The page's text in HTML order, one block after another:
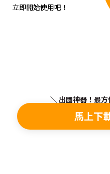
立即開始使用吧！
＼ 出國神器！最
馬上下